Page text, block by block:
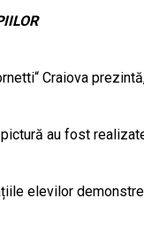
Craiova
au fost
elevilor